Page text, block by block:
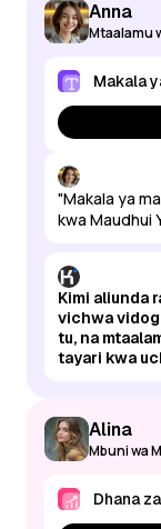
Anna
Mtaalamu
Makala
"Makala ya
kwa Maudhui
Kimi aliunda
vichwa
tu, na
tayari kwa
Alina
Mbuni wa
Dhana